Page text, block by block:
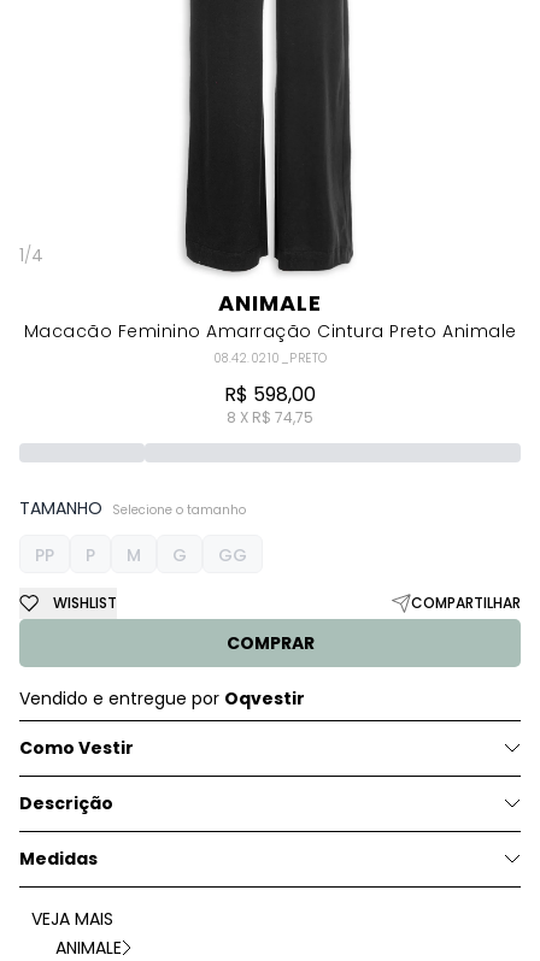
1/4
ANIMALE
Macacão Feminino Amarração Cintura Preto Animale
08.42.0210_PRETO
R$ 598,00
8 X R$ 74,75
TAMANHO Selecione o tamanho
PP P M G GG
COMPRAR
WISHLIST COMPARTILHAR
Vendido e entregue por Oqvestir
Como Vestir
Descrição
Medidas
VEJA MAIS
ANIMALE